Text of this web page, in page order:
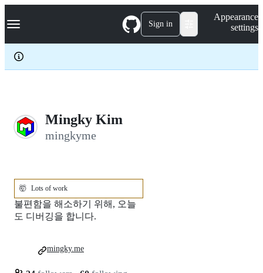
k
p
c
Navigation Menu Sign in
Appearance
settings
Mingky Kim
mingkyme
🤯 Lots of work
불편함을 해소하기 위해, 오늘
도 디버깅을 합니다.
mingky.me